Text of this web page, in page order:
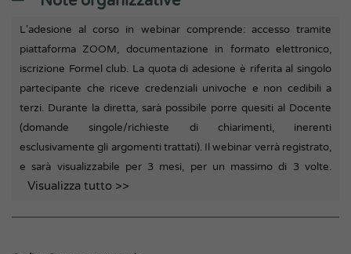
L'adesione al corso in webinar comprende: accesso tramite
piattaforma ZOOM, documentazione in formato elettronico,
iscrizione Formel club. La quota di adesione è riferita al singolo
partecipante che riceve credenziali univoche e non cedibili a
terzi. Durante la diretta, sarà possibile porre quesiti al Docente
(domande singole/richieste di chiarimenti, inerenti
esclusivamente gli argomenti trattati). Il webinar verrà registrato,
e sarà visualizzabile per 3 mesi, per un massimo di 3 volte.
Visualizza tutto >>